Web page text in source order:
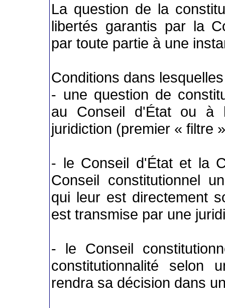
La question de la
libertés garantis par la
par toute partie à une
Conditions dans
- une question de
au Conseil d'État ou à
juridiction (premier « filtre
- le Conseil d'État et la
Conseil constitutionnel
qui leur est directement
est transmise par une
- le Conseil
constitutionnalité selon
rendra sa décision dans